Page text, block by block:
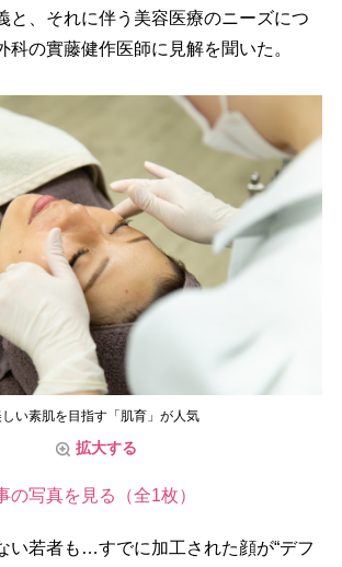
と、それに伴う美容医療のニーズにつ
科の實藤健作医師に見解を聞いた。
い素肌を目指す「肌育」が人気
拡大する
の写真を見る（全1枚）
若者も…すでに加工された顔が“デフ